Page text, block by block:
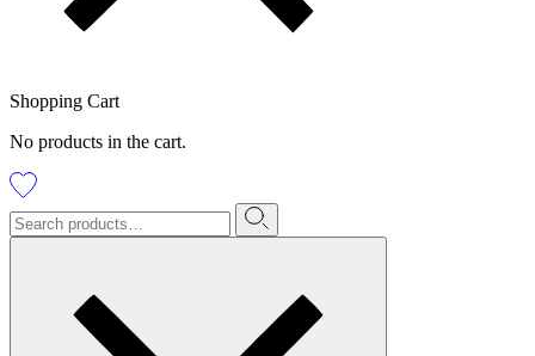
Shopping Cart
No products in the cart.